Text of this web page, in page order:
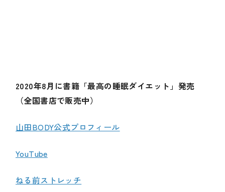
2020年8月に書籍「最高の睡眠ダイエット」発売
（全国書店で販売中）
山田BODY公式プロフィール
YouTube
ねる前ストレッチ